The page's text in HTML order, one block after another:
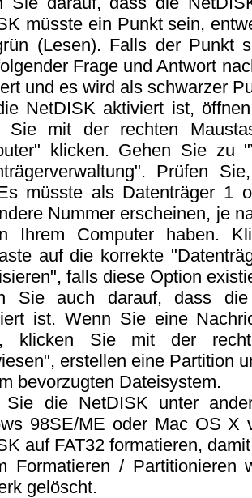
müsste ein Punkt sein,
(Lesen). Falls der Punkt
Frage und Antwort
und es wird als schwarzer
NetDISK aktiviert ist,
Sie mit der rechten
klicken. Gehen Sie zu
Prüfen
müsste als Datenträger 1
Nummer erscheinen, je
Ihrem Computer haben.
auf die korrekte
falls diese Option
Sie auch darauf, dass
ist. Wenn Sie eine
klicken Sie mit der
erstellen eine Partition
bevorzugten Dateisystem.
Sie die NetDISK unter
98SE/ME oder Mac OS X
auf FAT32 formatieren,
Formatieren / Partitionieren
gelöscht.